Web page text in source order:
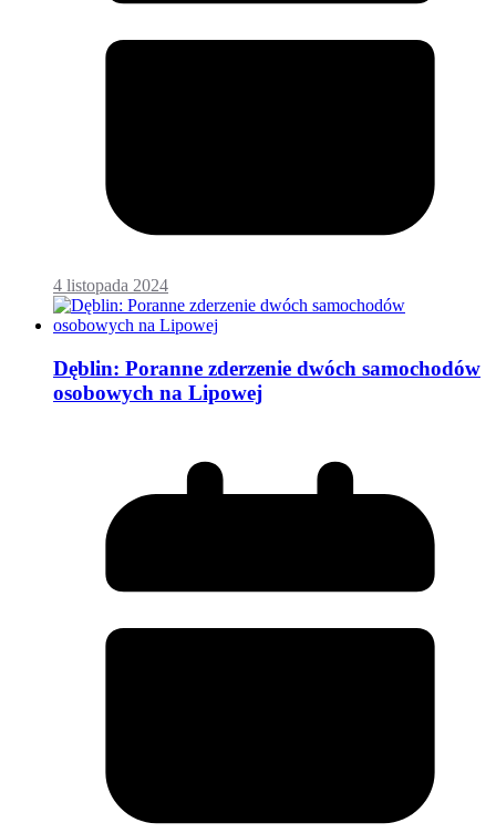
4 listopada 2024
Dęblin: Poranne zderzenie dwóch samochodów
osobowych na Lipowej